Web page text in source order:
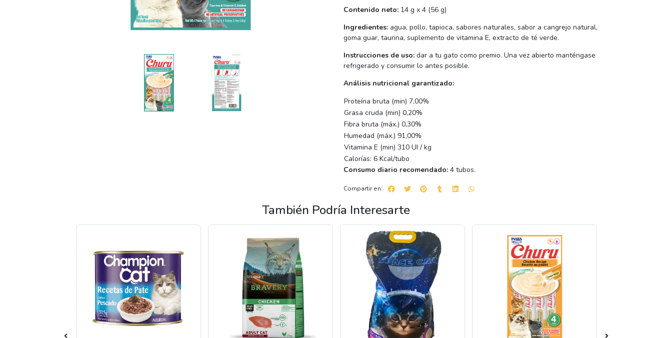
Contenido neto: 14 g x 4 (56 g)
Ingredientes: agua, pollo, tapioca, sabores naturales, sabor a cangrejo natural,
goma guar, taurina, suplemento de vitamina E, extracto de té verde.
Instrucciones de uso: dar a tu gato como premio. Una vez abierto manténgase
refrigerado y consumir lo antes posible.
Análisis nutricional garantizado:
Proteína bruta (min) 7,00%
Grasa cruda (min) 0,20%
Fibra bruta (máx.) 0,30%
Humedad (máx.) 91,00%
Vitamina E (min) 310 UI / kg
Calorías: 6 Kcal/tubo
Consumo diario recomendado: 4 tubos.
Compartir en:
También Podría Interesarte